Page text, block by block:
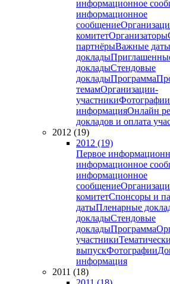
информационное
информационное
сообщение
комитетОрганизаторы
партнёрыВажные даты
доклады
докладыСтендовые
докладыПрограмма
темамОрганизации-
участникиФотографии
информацияОнлайн
докладов и оплата
2012 (19)
2012 (19)
Первое
информационное
информационное
сообщение
комитетСпонсоры и
датыПленарные
докладыСтендовые
докладыПрограмма
участники
выпускФотографии
информация
2011 (18)